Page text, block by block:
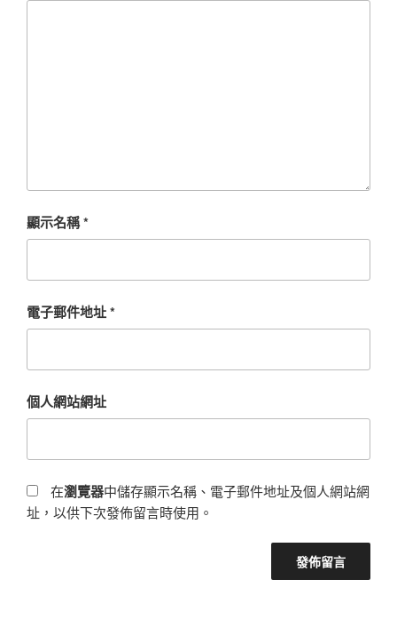
顯示名稱*
電子郵件地址*
個人網站網址
在瀏覽器中儲存顯示名稱、電子郵件地址及個人網站網
址，以供下次發佈留言時使用。